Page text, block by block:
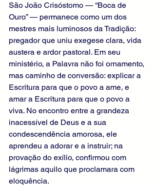
São João Crisóstomo — “Boca de
Ouro” — permanece como um dos
mestres mais luminosos da Tradição:
pregador que uniu exegese clara, vida
austera e ardor pastoral. Em seu
ministério, a Palavra não foi ornamento,
mas caminho de conversão: explicar a
Escritura para que o povo a ame, e
amar a Escritura para que o povo a
viva. No encontro entre a grandeza
inacessível de Deus e a sua
condescendência amorosa, ele
aprendeu a adorar e a instruir; na
provação do exílio, confirmou com
lágrimas aquilo que proclamara com
eloquência.